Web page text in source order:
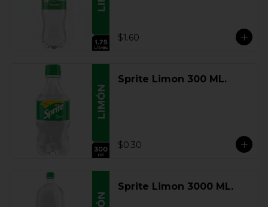
$1.60
Sprite Limon 300 ML.
$0.30
Sprite Limon 3000 ML.